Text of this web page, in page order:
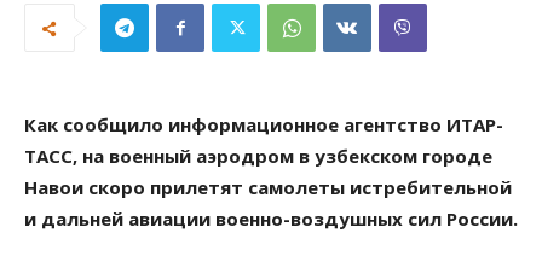
Как сообщило информационное агентство ИТАР-
ТАСС, на военный аэродром в узбекском городе
Навои скоро прилетят самолеты истребительной
и дальней авиации военно-воздушных сил России.